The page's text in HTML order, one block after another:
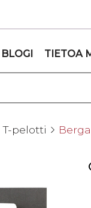
BLOGI TIETOA
T-pelotti